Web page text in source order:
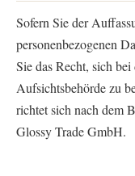
Sofern Sie der
personenbezogenen
Sie das Recht, sich
Aufsichtsbehörde zu
richtet sich nach dem
Glossy Trade GmbH.